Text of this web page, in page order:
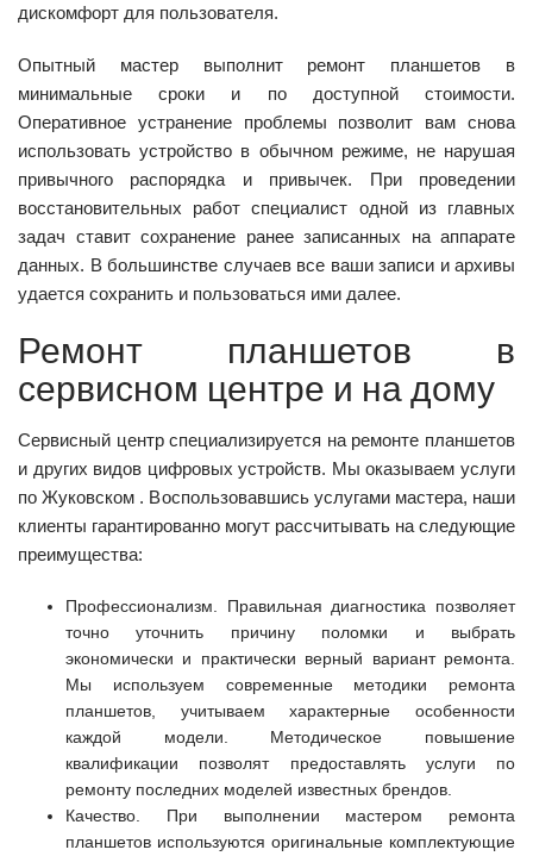
дискомфорт для пользователя.
Опытный мастер выполнит ремонт планшетов в
минимальные сроки и по доступной стоимости.
Оперативное устранение проблемы позволит вам снова
использовать устройство в обычном режиме, не нарушая
привычного распорядка и привычек. При проведении
восстановительных работ специалист одной из главных
задач ставит сохранение ранее записанных на аппарате
данных. В большинстве случаев все ваши записи и архивы
удается сохранить и пользоваться ими далее.
Ремонт планшетов в
сервисном центре и на дому
Сервисный центр специализируется на ремонте планшетов
и других видов цифровых устройств. Мы оказываем услуги
по Жуковском . Воспользовавшись услугами мастера, наши
клиенты гарантированно могут рассчитывать на следующие
преимущества:
Профессионализм. Правильная диагностика позволяет
точно уточнить причину поломки и выбрать
экономически и практически верный вариант ремонта.
Мы используем современные методики ремонта
планшетов, учитываем характерные особенности
каждой модели. Методическое повышение
квалификации позволят предоставлять услуги по
ремонту последних моделей известных брендов.
Качество. При выполнении мастером ремонта
планшетов используются оригинальные комплектующие